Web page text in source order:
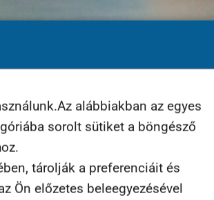
alábbiakban az egyes
sorolt sütiket a böngésző
tárolják a preferenciáit és
Ön előzetes beleegyezésével
van. Így van ez a legtöbb